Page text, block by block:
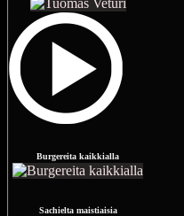
Burgereita kaikkialla
Sachielta maistiaisia